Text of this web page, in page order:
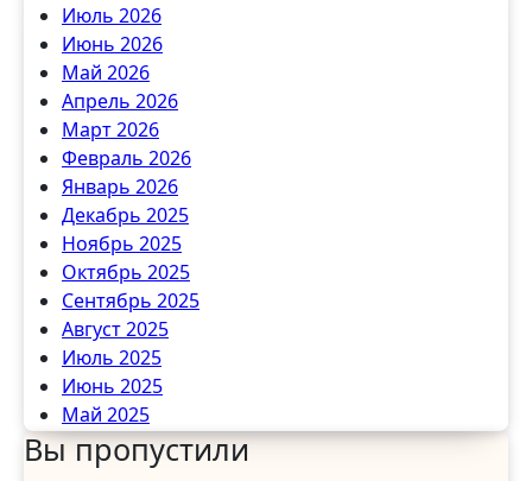
Июль 2026
Июнь 2026
Май 2026
Апрель 2026
Март 2026
Февраль 2026
Январь 2026
Декабрь 2025
Ноябрь 2025
Октябрь 2025
Сентябрь 2025
Август 2025
Июль 2025
Июнь 2025
Май 2025
Апрель 2025
Март 2025
Вы пропустили